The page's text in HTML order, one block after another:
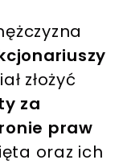
złożyć
za
praw
oraz ich